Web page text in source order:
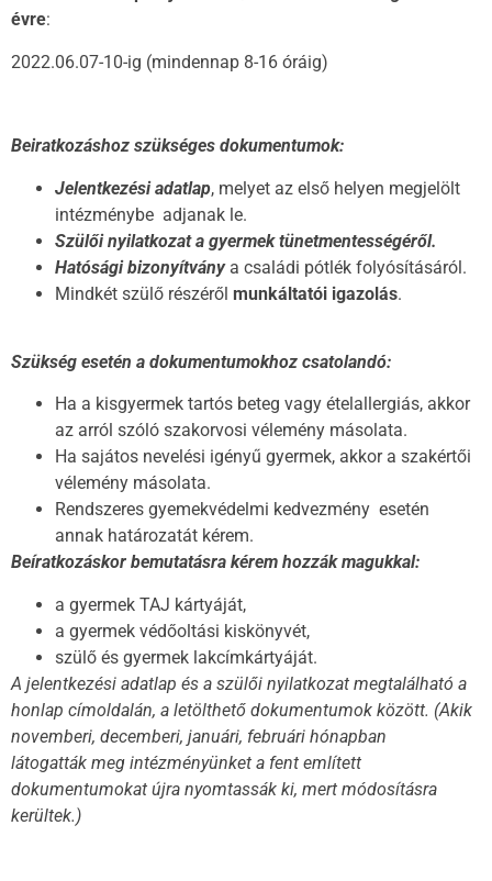
évre:
2022.06.07-10-ig (mindennap 8-16 óráig)
Beiratkozáshoz szükséges dokumentumok:
Jelentkezési adatlap, melyet az első helyen megjelölt
intézménybe adjanak le.
Szülői nyilatkozat a gyermek tünetmentességéről.
Hatósági bizonyítvány a családi pótlék folyósításáról.
Mindkét szülő részéről munkáltatói igazolás.
Szükség esetén a dokumentumokhoz csatolandó:
Ha a kisgyermek tartós beteg vagy ételallergiás, akkor
az arról szóló szakorvosi vélemény másolata.
Ha sajátos nevelési igényű gyermek, akkor a szakértői
vélemény másolata.
Rendszeres gyemekvédelmi kedvezmény esetén
annak határozatát kérem.
Beíratkozáskor bemutatásra kérem hozzák magukkal:
a gyermek TAJ kártyáját,
a gyermek védőoltási kiskönyvét,
szülő és gyermek lakcímkártyáját.
A jelentkezési adatlap és a szülői nyilatkozat megtalálható a
honlap címoldalán, a letölthető dokumentumok között. (Akik
novemberi, decemberi, januári, februári hónapban
látogatták meg intézményünket a fent említett
dokumentumokat újra nyomtassák ki, mert módosításra
kerültek.)